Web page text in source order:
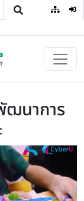
to 100%
size to 125%
ฒนาการ